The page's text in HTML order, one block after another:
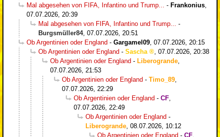
Mal abgesehen von FIFA, Infantino und Trump...
- Frankonius
07.07.2026, 20:39
Mal abgesehen von FIFA, Infantino und Trump...
-
Burgsmüller84, 07.07.2026, 20:51
Ob Argentinien oder England - Gargamel09 07.07.2026, 20:15
Ob Argentinien oder England - Sascha
07.07.2026, 20:38
Ob Argentinien oder England - Liberogrande
07.07.2026, 21:53
Ob Argentinien oder England - Timo_89
07.07.2026, 22:29
Ob Argentinien oder England - CF
07.07.2026, 22:49
Ob Argentinien oder England -
Liberogrande 08.07.2026, 10:12
Ob Argentinien oder England - CF